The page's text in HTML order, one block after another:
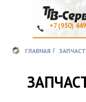
+7 (950)
ГЛАВНАЯ /